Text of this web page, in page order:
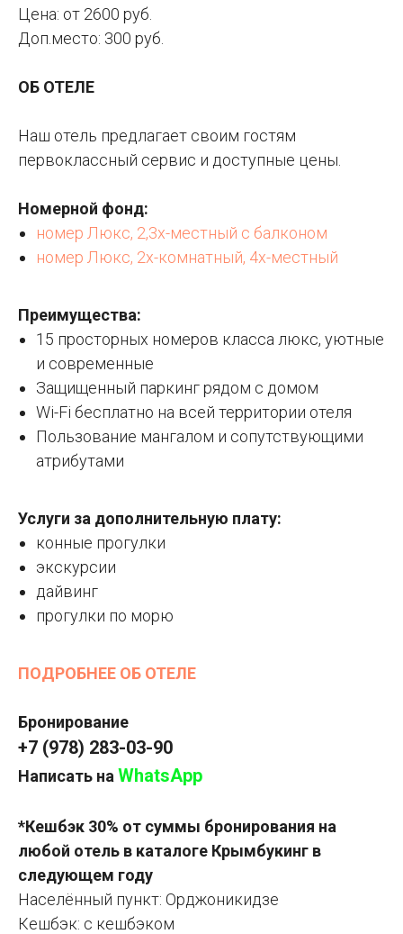
Цена: от 2600 руб.
Доп.место: 300 руб.
ОБ ОТЕЛЕ
Наш отель предлагает своим гостям
первоклассный сервис и доступные цены.
Номерной фонд:
номер Люкс, 2,3х-местный с балконом
номер Люкс, 2х-комнатный, 4х-местный
Преимущества:
15 просторных номеров класса люкс, уютные
и современные
Защищенный паркинг рядом с домом
Wi-Fi бесплатно на всей территории отеля
Пользование мангалом и сопутствующими
атрибутами
Услуги за дополнительную плату:
конные прогулки
экскурсии
дайвинг
прогулки по морю
ПОДРОБНЕЕ ОБ ОТЕЛЕ
Бронирование
+7 (978) 283-03-90
Написать на WhatsApp
*Кешбэк 30% от суммы бронирования на
любой отель в каталоге Крымбукинг в
следующем году
Населённый пункт: Орджоникидзе
Кешбэк: с кешбэком